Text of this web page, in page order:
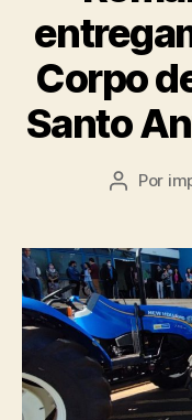
Corpo
Santo
Autor
Por